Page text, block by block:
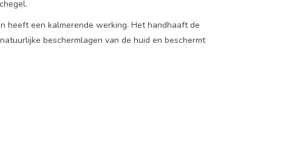
heeft een kalmerende werking. Het handhaaft de
beschermlagen van de huid en beschermt